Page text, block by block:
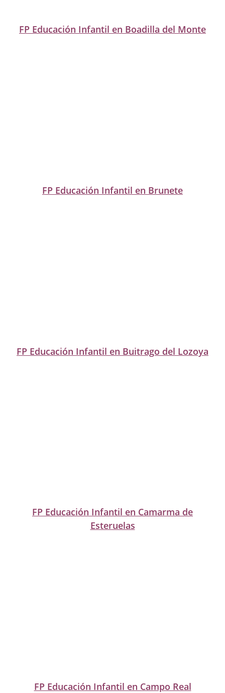
FP Educación Infantil en Boadilla del Monte
FP Educación Infantil en Brunete
FP Educación Infantil en Buitrago del Lozoya
FP Educación Infantil en Camarma de
Esteruelas
FP Educación Infantil en Campo Real